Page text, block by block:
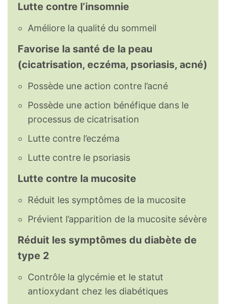
Lutte contre l’insomnie
Améliore la qualité du sommeil
Favorise la santé de la peau
(cicatrisation, eczéma, psoriasis, acné)
Possède une action contre l’acné
Possède une action bénéfique dans le
processus de cicatrisation
Lutte contre l’eczéma
Lutte contre le psoriasis
Lutte contre la mucosite
Réduit les symptômes de la mucosite
Prévient l’apparition de la mucosite sévère
Réduit les symptômes du diabète de
type 2
Contrôle la glycémie et le statut
antioxydant chez les diabétiques